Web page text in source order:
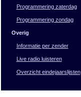
Programmering zaterdag
Programmering zondag
Overig
Informatie per zender
Live radio luisteren
Overzicht eindejaarslijsten